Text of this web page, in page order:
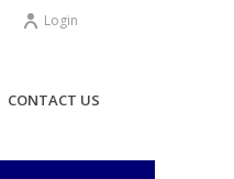
Login
CONTACT US